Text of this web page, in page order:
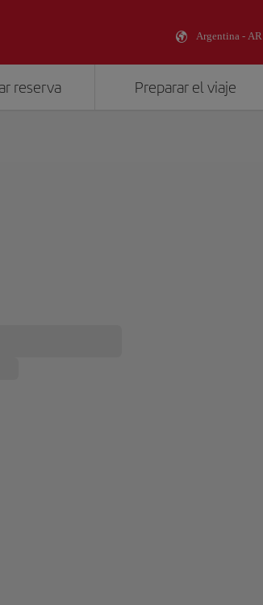
Argentina - AR
reserva Preparar el viaje